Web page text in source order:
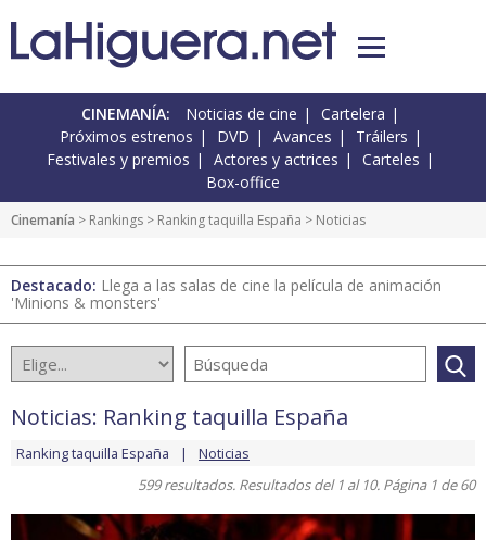
CINEMANÍA: Noticias de cine
Cartelera
Próximos estrenos
DVD Avances
Tráilers
Festivales y premios
Actores y actrices
Carteles
Box-office
Cinemanía > Rankings > Ranking taquilla España > Noticias
Destacado: Llega a las salas de cine la película de animación
'Minions & monsters'
Noticias: Ranking taquilla España
Ranking taquilla España
Noticias
599 resultados. Resultados del 1 al 10. Página 1 de 60